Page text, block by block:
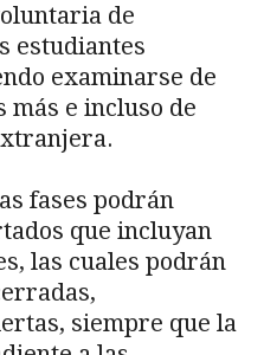
de
estudiantes
examinarse de
e incluso de
fases podrán
que incluyan
las cuales podrán
siempre que la